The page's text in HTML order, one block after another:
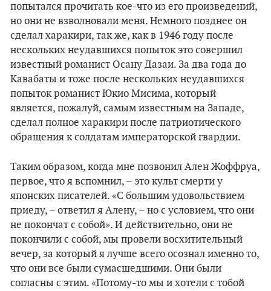
попытался прочитать кое-что из его произведений,
но они не взволновали меня. Немного позднее он
сделал харакири, так же, как в 1946 году после
нескольких неудавшихся попыток это совершил
известный романист Осану Дазаи. За два года до
Кавабаты и тоже после нескольких неудавшихся
попыток романист Юкио Мисима, который
является, пожалуй, самым известным на Западе,
сделал полное харакири после патриотического
обращения к солдатам императорской гвардии.
Таким образом, когда мне позвонил Ален Жоффруа,
первое, что я вспомнил, – это культ смерти у
японских писателей. «С большим удовольствием
приеду, – ответил я Алену, – но с условием, что они
не покончат с собой». И действительно, они не
покончили с собой, мы провели восхитительный
вечер, за который я лучше всего осознал именно то,
что они все были сумасшедшими. Они были
согласны с этим. «Потому-то мы и хотели с тобой